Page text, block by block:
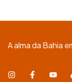
A alma da Bahia